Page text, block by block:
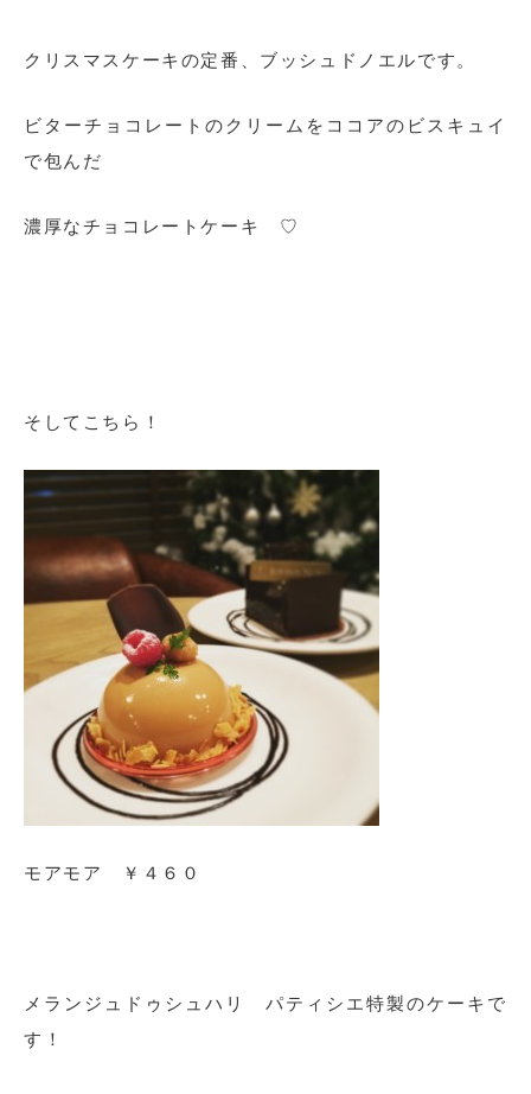
クリスマスケーキの定番、ブッシュドノエルです。
ビターチョコレートのクリームをココアのビスキュイ
で包んだ
濃厚なチョコレートケーキ ♡
そしてこちら！
モアモア ￥４６０
メランジュドゥシュハリ パティシエ特製のケーキで
す！